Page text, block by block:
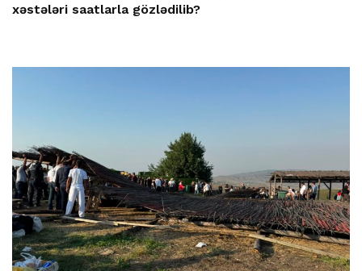
xəstələri saatlarla gözlədilib?